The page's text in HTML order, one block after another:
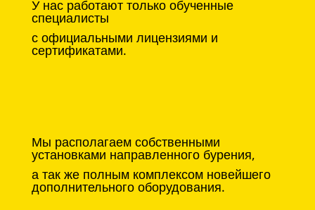
У нас работают только обученные
специалисты
с официальными лицензиями и
сертификатами.
Мы располагаем собственными
установками направленного бурения,
а так же полным комплексом новейшего
дополнительного оборудования.